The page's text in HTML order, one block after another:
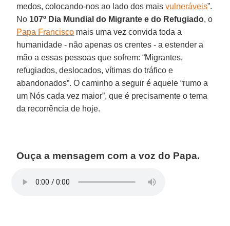
medos, colocando-nos ao lado dos maisvulneráveis”.
No 107º Dia Mundial do Migrante e do Refugiado, o
Papa Francisco mais uma vez convida toda a
humanidade - não apenas os crentes - a estender a
mão a essas pessoas que sofrem: “Migrantes,
refugiados, deslocados, vítimas do tráfico e
abandonados”. O caminho a seguir é aquele “rumo a
um Nós cada vez maior”, que é precisamente o tema
da recorrência de hoje.
Ouça a mensagem com a voz do Papa.